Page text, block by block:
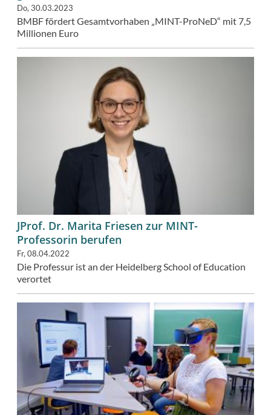
Do, 30.03.2023
BMBF fördert Gesamtvorhaben „MINT-ProNeD“ mit 7,5
Millionen Euro
JProf. Dr. Marita Friesen zur MINT-
Professorin berufen
Fr, 08.04.2022
Die Professur ist an der Heidelberg School of Education
verortet